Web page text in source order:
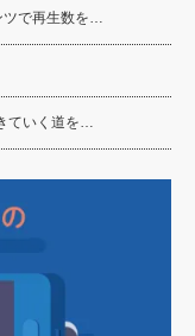
で再生数を…
ていく道を…